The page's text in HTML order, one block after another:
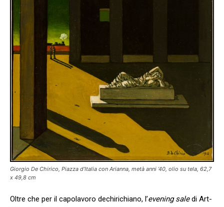
Giorgio De Chirico, Piazza d’Italia con Arianna, metà anni ’40, olio su tela, 62,7
x 49,8 cm
Oltre che per il capolavoro dechirichiano, l’evening saledi Art-